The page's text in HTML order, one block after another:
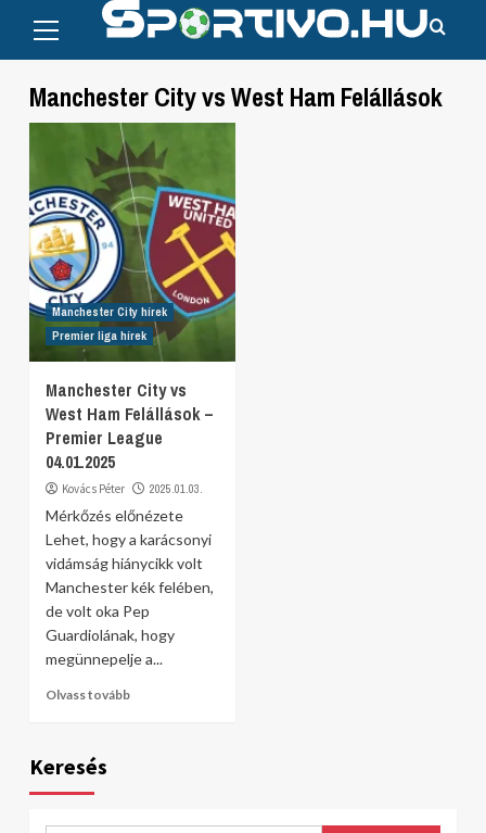
content
Menu
Manchester City vs West Ham Felállások
Manchester City hírek
Premier liga hírek
Manchester City vs
West Ham Felállások –
Premier League
04.01.2025
Kovács Péter 2025.01.03.
Mérkőzés előnézete
Lehet, hogy a karácsonyi
vidámság hiánycikk volt
Manchester kék felében,
de volt oka Pep
Guardiolának, hogy
megünnepelje a...
Olvass tovább
Keresés